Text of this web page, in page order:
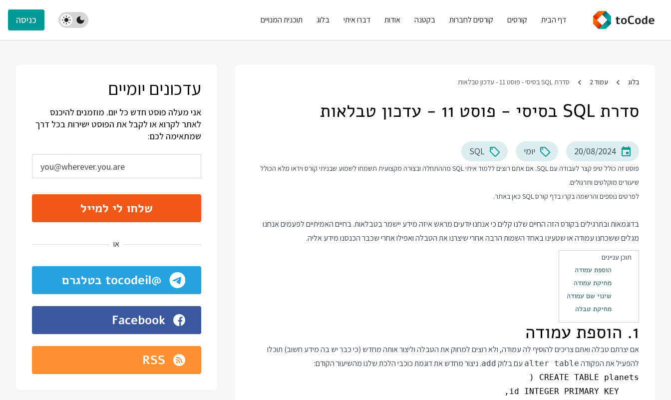
דף הבית קורסים קורסים לחברות בקטנה אודות דברו איתי בלוג תוכנית המנויים כניסה
בלוג עמוד 2 סדרת SQL בסיסי - פוסט 11 - עדכון טבלאות
סדרת SQL בסיסי - פוסט 11 - עדכון טבלאות
20/08/2024 יומי SQL
פוסט זה כולל טיפ קצר לעבודה עם SQL. אם אתם רוצים ללמוד איתי SQL מההתחלה ובצורה מקצועית תשמחו לשמוע שבניתי קורס וידאו מלא הכולל
שיעורים מוקלטים ותרגולים.
לפרטים נוספים והרשמה בקרו בדף קורס SQL כאן באתר.
בדוגמאות ובתרגילים בקורס הזה החיים שלנו קלים כי אנחנו יודעים מראש איזה מידע יישמר בטבלאות. בחיים האמיתיים לפעמים אנחנו
מגלים ששכחנו עמודה או שטעינו באחד השמות הרבה אחרי שיצרנו את הטבלה ואפילו אחרי שכבר הכנסנו מידע אליה.
תוכן עניינים
הוספת עמודה
מחיקת עמודה
שינוי שם עמודה
מחיקת טבלה
1. הוספת עמודה
אם יצרתם טבלה ואתם צריכים להוסיף לה עמודה, ולא רוצים למחוק את הטבלה וליצור אותה מחדש (כי כבר יש בה מידע חשוב) תוכלו
להפעיל את הפקודה alter table עם בלוק add. ניצור מחדש את דוגמת כוכבי הלכת שלנו מהשיעור הקודם:
עדכונים יומיים
אני מעלה פוסט חדש כל יום. מוזמנים להיכנס
לאתר לקרוא או לקבל את הפוסט ישירות בכל דרך
שמתאימה לכם:
שלחו לי למייל
או
@tocodeil בטלגרם
Facebook
RSS